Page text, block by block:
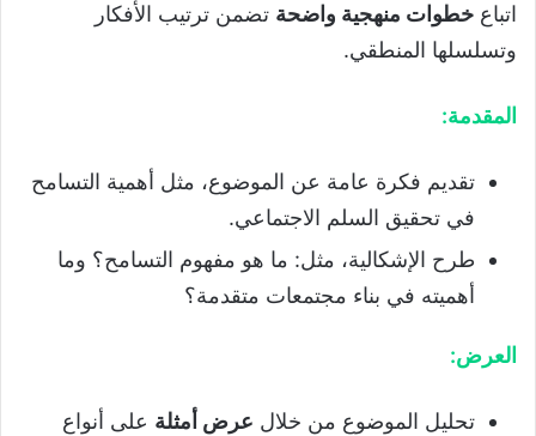
اتباع خطوات منهجية واضحة تضمن ترتيب الأفكار
وتسلسلها المنطقي.
المقدمة:
تقديم فكرة عامة عن الموضوع، مثل أهمية التسامح
في تحقيق السلم الاجتماعي.
طرح الإشكالية، مثل: ما هو مفهوم التسامح؟ وما
أهميته في بناء مجتمعات متقدمة؟
العرض:
تحليل الموضوع من خلال عرض أمثلة على أنواع